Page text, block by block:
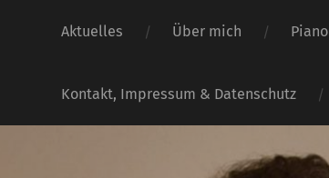
Aktuelles Über mich Piano
Kontakt, Impressum & Datenschutz